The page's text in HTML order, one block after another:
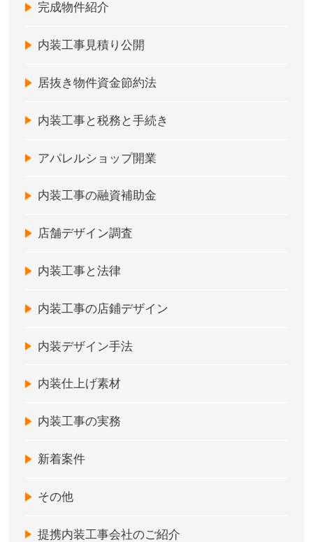
完成物件紹介
内装工事見積り公開
居抜き物件資金節約法
内装工事と税務と手続き
アパレルショップ開業
内装工事の融資補助金
店舗デザイン調査
内装工事と法律
内装工事の店鋪デザイン
内装デザイン手法
内装仕上げ素材
内装工事の実務
新着案件
その他
提携内装工事会社のご紹介